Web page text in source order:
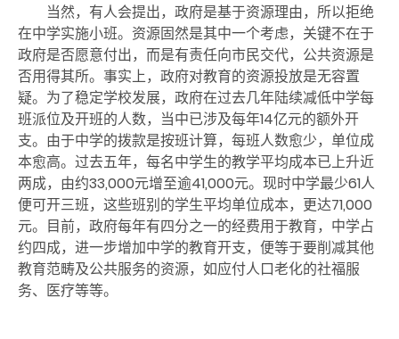
当然，有人会提出，政府是基于资源理由，所以拒绝
在中学实施小班。资源固然是其中一个考虑，关键不在于
政府是否愿意付出，而是有责任向市民交代，公共资源是
否用得其所。事实上，政府对教育的资源投放是无容置
疑。为了稳定学校发展，政府在过去几年陆续减低中学每
班派位及开班的人数，当中已涉及每年14亿元的额外开
支。由于中学的拨款是按班计算，每班人数愈少，单位成
本愈高。过去五年，每名中学生的教学平均成本已上升近
两成，由约33,000元增至逾41,000元。现时中学最少61人
便可开三班，这些班别的学生平均单位成本，更达71,000
元。目前，政府每年有四分之一的经费用于教育，中学占
约四成，进一步增加中学的教育开支，便等于要削减其他
教育范畴及公共服务的资源，如应付人口老化的社福服
务、医疗等等。